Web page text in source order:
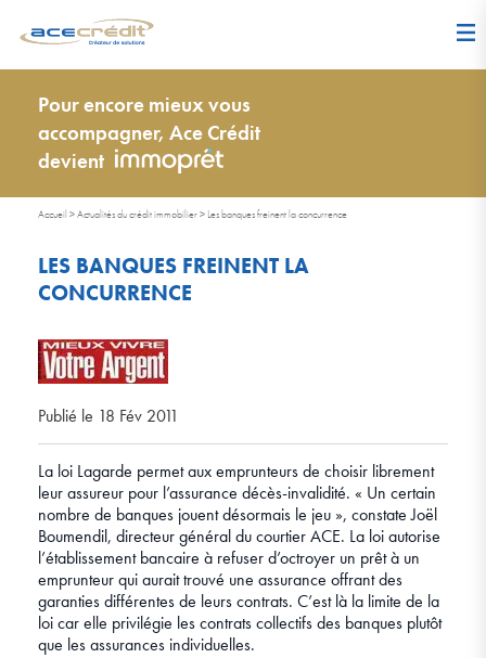
Pour encore mieux vous
accompagner, Ace Crédit
devient
Accueil >Actualités du crédit immobilier> Les banques freinent la concurrence
LES BANQUES FREINENT LA
CONCURRENCE
Publié le 18 Fév 2011
La loi Lagarde permet aux emprunteurs de choisir librement
leur assureur pour l’assurance décès-invalidité. « Un certain
nombre de banques jouent désormais le jeu », constate Joël
Boumendil, directeur général du courtier ACE. La loi autorise
l’établissement bancaire à refuser d’octroyer un prêt à un
emprunteur qui aurait trouvé une assurance offrant des
garanties différentes de leurs contrats. C’est là la limite de la
loi car elle privilégie les contrats collectifs des banques plutôt
que les assurances individuelles.